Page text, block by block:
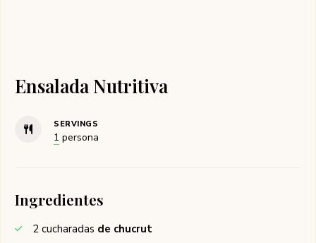
Ensalada Nutritiva
SERVINGS
1 persona
Ingredientes
2 cucharadas de chucrut